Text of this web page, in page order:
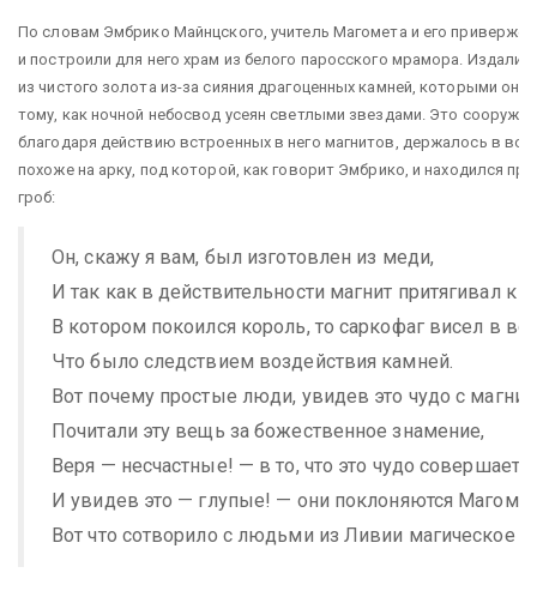
По словам Эмбрико Майнцского, учитель Магомета и его
и построили для него храм из белого паросского мрамора. Издали
из чистого золота из-за сияния драгоценных камней, которыми
тому, как ночной небосвод усеян светлыми звездами. Это
благодаря действию встроенных в него магнитов, держалось в
похоже на арку, под которой, как говорит Эмбрико, и находился
гроб:
Он, скажу я вам, был изготовлен из меди,
И так как в действительности магнит притягивал к
В котором покоился король, то саркофаг висел в
Что было следствием воздействия камней.
Вот почему простые люди, увидев это чудо с
Почитали эту вещь за божественное знамение,
Веря — несчастные! — в то, что это чудо совершает
И увидев это — глупые! — они поклоняются
Вот что сотворило с людьми из Ливии магическое